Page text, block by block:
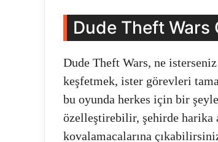
Dude Theft Wars
Dude Theft Wars, ne
keşfetmek, ister görevleri
bu oyunda herkes için bir
özelleştirebilir, şehirde harika
kovalamacalarına